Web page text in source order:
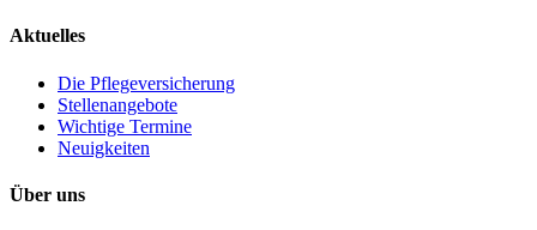
Aktuelles
Die Pflegeversicherung
Stellenangebote
Wichtige Termine
Neuigkeiten
Über uns